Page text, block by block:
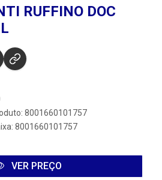
RUFFINO DOC
8001660101757
8001660101757
VER PREÇO